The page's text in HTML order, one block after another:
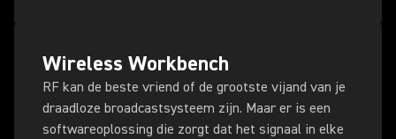
Wireless Workbench
RF kan de beste vriend of de grootste vijand van je
draadloze broadcastsysteem zijn. Maar er is een
softwareoplossing die zorgt dat het signaal in elke